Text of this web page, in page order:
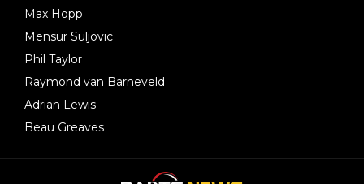
Max Hopp
Mensur Suljovic
Phil Taylor
Raymond van Barneveld
Adrian Lewis
Beau Greaves